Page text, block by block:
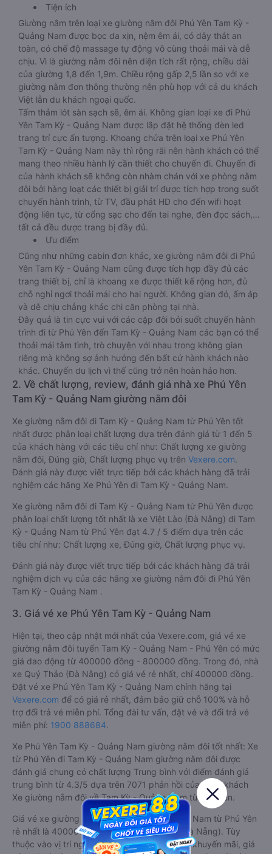
Tiện ích
Giường nằm trên loại xe giường nằm đôi Phú Yên Tam Kỳ -
Quảng Nam được bọc da xịn, nệm êm ái, có dây thắt an
toàn, có chế độ massage tự động vô cùng thoải mái và dễ
chịu. Vì là giường nằm đôi nên diện tích rất rộng, chiều dài
của giường 1,8 đến 1,9m. Chiều rộng gấp 2,5 lần so với xe
giường nằm đơn thông thường nên phù hợp với cả du khách
Việt lẫn du khách ngoại quốc.
Tấm thảm lót sàn sạch sẽ, êm ái. Không gian loại xe đi Phú
Yên Tam Kỳ - Quảng Nam được lắp đặt hệ thống đèn led
trang trí cực ấn tượng. Khoang chứa trên loại xe Phú Yên
Tam Kỳ - Quảng Nam này thì rộng rãi nên hành khách có thể
mang theo nhiều hành lý cần thiết cho chuyến đi. Chuyến đi
của hành khách sẽ không còn nhàm chán với xe phòng nằm
đôi bởi hàng loạt các thiết bị giải trí được tích hợp trong suốt
chuyến hành trình, từ TV, đầu phát HD cho đến wifi hoạt
động liên tục, từ cổng sạc cho đến tai nghe, đèn đọc sách,…
tất cả đều được trang bị đầy đủ.
Ưu điểm
Cũng như những cabin đơn khác, xe giường nằm đôi đi Phú
Yên Tam Kỳ - Quảng Nam cũng được tích hợp đầy đủ các
trang thiết bị, chỉ là khoang xe được thiết kế rộng hơn, đủ
chỗ nghỉ ngơi thoải mái cho hai người. Không gian đó, ấm áp
và dễ chịu chẳng khác chi căn phòng tại nhà.
Đây quả là tin cực vui với các cặp đôi bởi suốt chuyến hành
trình đi từ Phú Yên đến Tam Kỳ - Quảng Nam các bạn có thể
thoải mái tâm tình, trò chuyện với nhau trong không gian
riêng mà không sợ ảnh hưởng đến bất cứ hành khách nào
khác. Chuyến du lịch vì thế cũng trở nên hoàn hảo hơn.
2. Về chất lượng, review, đánh giá nhà xe Phú Yên
Tam Kỳ - Quảng Nam giường nằm đôi
Xe giường nằm đôi đi Tam Kỳ - Quảng Nam từ Phú Yên tốt
nhất được phân loại chất lượng dựa trên đánh giá từ 1 đến 5
của khách hàng với các tiêu chí như: Chất lượng xe giường
nằm đôi, Đúng giờ, Chất lượng phục vụ trên Vexere.com.
Đánh giá này được viết trực tiếp bởi các khách hàng đã trải
nghiệm các hãng Xe Phú Yên đi Tam Kỳ - Quảng Nam.
Xe giường nằm đôi đi Tam Kỳ - Quảng Nam từ Phú Yên được
phân loại chất lượng tốt nhất là xe Việt Lào (Đà Nẵng) đi Tam
Kỳ - Quảng Nam từ Phú Yên đạt 4.7 / 5 điểm dựa trên các
tiêu chí như: Chất lượng xe, Đúng giờ, Chất lượng phục vụ.
Đánh giá này được viết trực tiếp bởi các khách hàng đã trải
nghiệm dịch vụ của các hãng xe giường nằm đôi đi Phú Yên
Tam Kỳ - Quảng Nam .
3. Giá vé xe Phú Yên Tam Kỳ - Quảng Nam
Hiện tại, theo cập nhật mới nhất của Vexere.com, giá vé xe
giường nằm đôi tuyến Tam Kỳ - Quảng Nam - Phú Yên có mức
giá dao động từ 400000 đồng - 800000 đồng. Trong đó, nhà
xe Quý Thảo (Đà Nẵng) có giá vé rẻ nhất, chỉ 400000 đồng.
Đặt vé xe Phú Yên Tam Kỳ - Quảng Nam chính hãng tại
Vexere.com để có giá rẻ nhất, đảm bảo giữ chỗ 100% và hỗ
trợ đổi trả vé miễn phí. Tổng đài tư vấn, đặt vé và đổi trả vé
miễn phí: 1900 888684.
Xe Phú Yên Tam Kỳ - Quảng Nam giường nằm đôi tốt nhất: Xe
từ Phú Yên đi Tam Kỳ - Quảng Nam giường nằm đôi được
đánh giá chung có chất lượng Trung bình với điểm đánh giá
trung bình từ 4.3/5 dựa trên 7071 phản hồi của hành khách
Xe giường nằm đôi về Tam Kỳ - Quảng Nam từ Phú Yên.
Giá vé xe giường nằm đôi đi Tam Kỳ - Quảng Nam từ Phú Yên
rẻ nhất là 400000 của hãng xe Quý Thảo (Đà Nẵng). Tùy
thuộc vào vị trí ngồi của bạn và chương trình khuyến mãi, giá